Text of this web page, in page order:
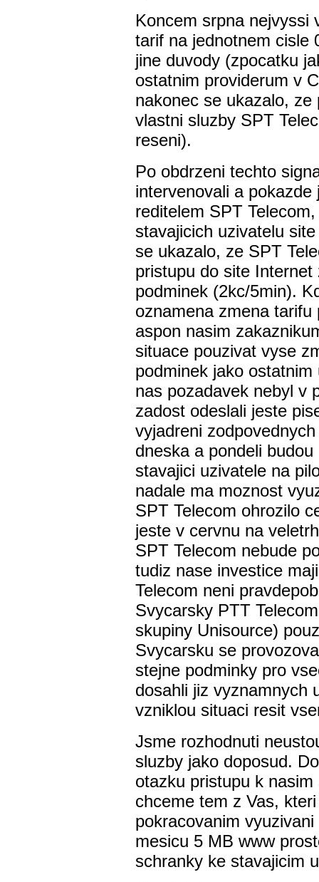
Koncem srpna nejvyssi
tarif na jednotnem cisle
jine duvody (zpocatku
ostatnim providerum v
nakonec se ukazalo,
vlastni sluzby SPT
reseni).
Po obdrzeni techto
intervenovali a
reditelem SPT
stavajicich uzivatelu
se ukazalo, ze SPT
pristupu do site
podminek (2kc/5min).
oznamena zmena
aspon nasim
situace pouzivat vyse
podminek jako
nas pozadavek nebyl v
zadost odeslali jeste
vyjadreni
dneska a pondeli
stavajici uzivatele na
nadale ma moznost
SPT Telecom ohrozilo
jeste v cervnu na
SPT Telecom nebude
tudiz nase investice
Telecom neni
Svycarsky PTT
skupiny Unisource)
Svycarsku se
stejne podminky pro
dosahli jiz vyznamnych
vzniklou situaci resit
Jsme rozhodnuti
sluzby jako doposud.
otazku pristupu k
chceme tem z Vas,
pokracovanim
mesicu 5 MB www
schranky ke stavajicim